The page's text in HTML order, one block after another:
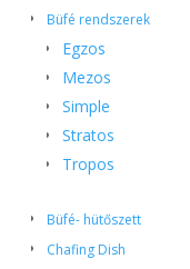
Büfé rendszerek
Egzos
Mezos
Simple
Stratos
Tropos
Büfé- hütőszett
Chafing Dish